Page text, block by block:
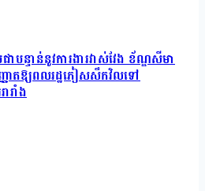
ាបន្ទាន់នូវការងារវាស់វែង ខ័ណ្ឌសីមា
ាតឱ្យពលរដ្ឋភៀសសឹកវិលទៅ
រាំង